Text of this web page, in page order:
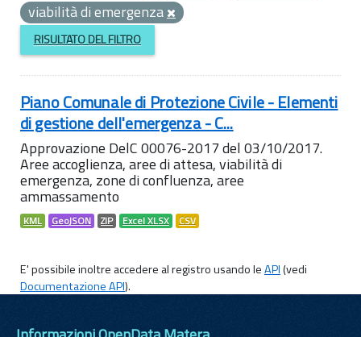
viabilità di emergenza
RISULTATO DEL FILTRO
Piano Comunale di Protezione Civile - Elementi
di gestione dell'emergenza - C...
Approvazione DelC 00076-2017 del 03/10/2017.
Aree accoglienza, aree di attesa, viabilità di
emergenza, zone di confluenza, aree
ammassamento
KML GeoJSON ZIP Excel XLSX CSV
E' possibile inoltre accedere al registro usando leAPI(vedi
Documentazione API).